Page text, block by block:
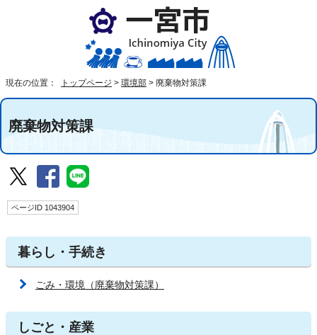
現在の位置： トップページ > 環境部 > 廃棄物対策課
廃棄物対策課
ページID 1043904
暮らし・手続き
ごみ・環境（廃棄物対策課）
しごと・産業